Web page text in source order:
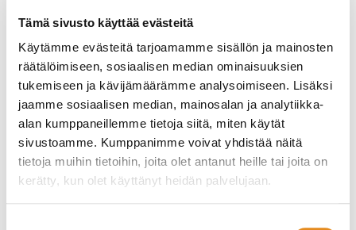
Tämä sivusto käyttää evästeitä
Käytämme evästeitä tarjoamamme sisällön ja mainosten
räätälöimiseen, sosiaalisen median ominaisuuksien
tukemiseen ja kävijämäärämme analysoimiseen. Lisäksi
jaamme sosiaalisen median, mainosalan ja analytiikka-
alan kumppaneillemme tietoja siitä, miten käytät
sivustoamme. Kumppanimme voivat yhdistää näitä
tietoja muihin tietoihin, joita olet antanut heille tai joita on
kerätty, kun olet käyttänyt heidän palvelujaan.
kuorojen
Viihteellinen
kevätkonsertti
Kansalaisopiston kuorojen
Viihteellinen kevätkonsertti
Kansalaisopiston kuorojen Viihteellinen
kevätkonsertti Tulevana sunnuntaina 26.3. klo
14 Rovala-Opiston salissa Tervetuloa!
Hyvää
hiihtolomaa!
Hyvää hiihtolomaa!
Opistojen toimisto on suljettu
hiihtolomaviikolla 10 (6.-10.3.). Opintoryhmät